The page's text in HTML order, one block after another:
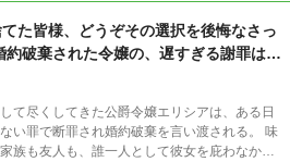
てた皆様、どうぞその選択を後悔なさっ
約破棄された令嬢の、遅すぎる謝罪はお
て尽くしてきた公爵令嬢エリシアは、ある日
い罪で断罪され婚約破棄を言い渡される。 味
族も友人も、誰一人として彼女を庇わなかっ